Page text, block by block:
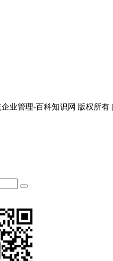
企业管理-百科知识网 版权所有 |